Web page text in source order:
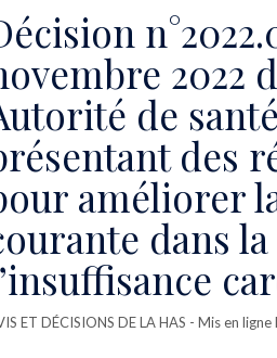
2022
de
des
améliorer
dans
ET DÉCISIONS DE LA HAS - Mis en